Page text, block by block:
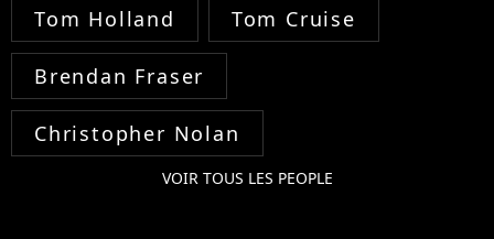
Tom Holland Tom Cruise
Brendan Fraser
Christopher Nolan
VOIR TOUS LES PEOPLE